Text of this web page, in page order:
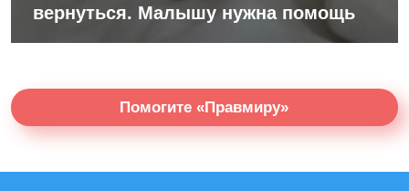
вернуться. Малышу нужна помощь
Помогите «Правмиру»